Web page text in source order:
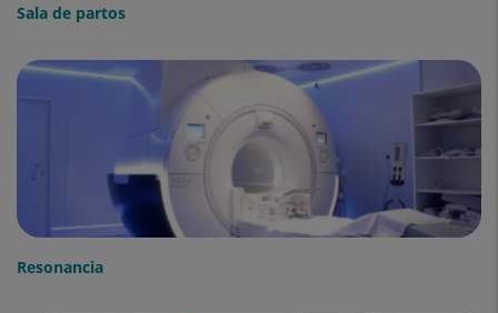
Sala de partos
Resonancia